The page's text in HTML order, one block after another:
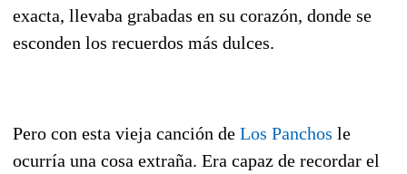
exacta, llevaba grabadas en su corazón, donde se
esconden los recuerdos más dulces.
Pero con esta vieja canción de Los Panchos le
ocurría una cosa extraña. Era capaz de recordar el